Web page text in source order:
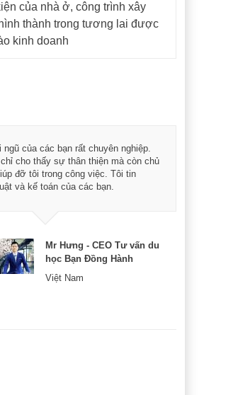
của nhà ở, công trình xây
thành trong tương lai được
kinh doanh
ngũ của các bạn rất chuyên nghiệp.
cho thấy sự thân thiện mà còn chủ
đỡ tôi trong công việc. Tôi tin
và kế toán của các bạn.
Mr Hưng - CEO Tư vấn du
học Bạn Đồng Hành
Việt Nam